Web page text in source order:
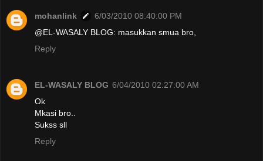
mohanlink
6/03/2010 08:40:00 PM
@EL-WASALY BLOG: masukkan smua bro,
Reply
EL-WASALY BLOG 6/04/2010 02:27:00 AM
Ok
Mkasi bro..
Sukss sll
Reply